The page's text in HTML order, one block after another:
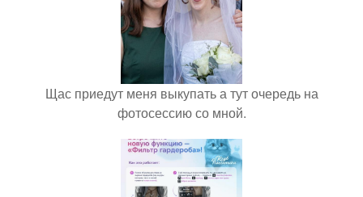
Щас приедут меня выкупать а тут очередь на
фотосессию со мной.